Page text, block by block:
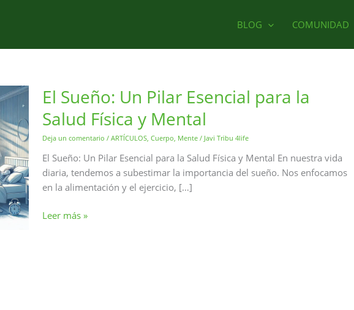
BLOG COMUNIDAD
El Sueño: Un Pilar Esencial para la
Salud Física y Mental
Deja un comentario / ARTÍCULOS Cuerpo Mente / Javi Tribu 4life
El Sueño: Un Pilar Esencial para la Salud Física y Mental En nuestra vida
diaria, tendemos a subestimar la importancia del sueño. Nos enfocamos
en la alimentación y el ejercicio, […]
El
Leer más »